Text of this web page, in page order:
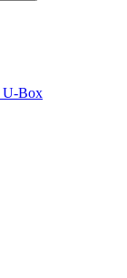
U-Box